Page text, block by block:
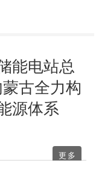
能电站总
古全力构
源体系
更多